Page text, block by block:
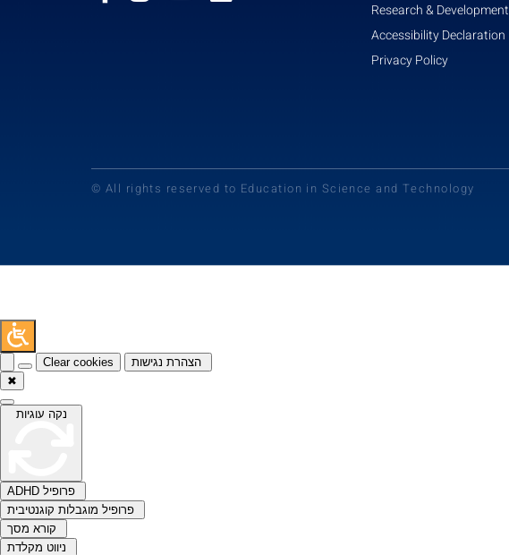
Research & Development
Accessibility Declaration
Privacy Policy
© All rights reserved to Education in Science and Technology
Clear cookies
הצהרת נגישות
✖
נקה עוגיות
ADHD פרופיל
פרופיל מוגבלות קוגנטיבית
קורא מסך
ניווט מקלדת